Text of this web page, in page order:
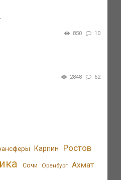
850 10
2848 62
Карпин Ростов
Сочи Оренбург Ахмат